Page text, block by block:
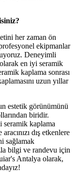
her zaman ön
ekipmanlar
Deneyimli
en iyi seramik
kaplama sonrası
uzun yıllar
estetik görünümünü
biridir.
seramik kaplama
dış etkenlere
sağlamak
bilgi ve randevu için
Antalya olarak,